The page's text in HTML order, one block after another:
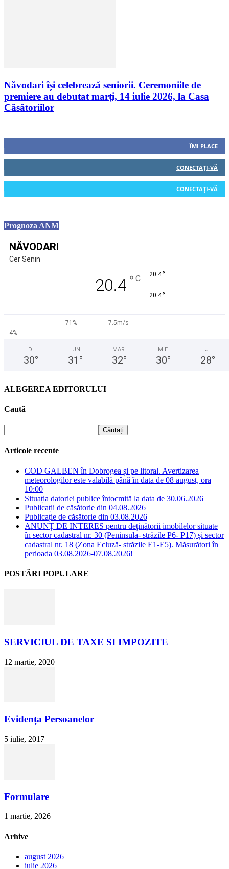
Năvodari își celebrează seniorii. Ceremoniile de
premiere au debutat marți, 14 iulie 2026, la Casa
Căsătoriilor
ÎMI PLACE
CONECTAȚI-VĂ
CONECTAȚI-VĂ
Prognoza ANM
NĂVODARI
Cer Senin
20.4 ° C 20.4°
20.4°
71%
7.5m/s
4%
D
30°
LUN
31 °
MAR
32°
MIE
30°
J
28°
ALEGEREA EDITORULUI
Caută
Articole recente
COD GALBEN în Dobrogea și pe litoral. Avertizarea
meteorologilor este valabilă până în data de 08 august, ora
10:00
Situația datoriei publice întocmită la data de 30.06.2026
Publicații de căsătorie din 04.08.2026
Publicație de căsătorie din 03.08.2026
ANUNȚ DE INTERES pentru deținătorii imobilelor situate
în sector cadastral nr. 30 (Peninsula- străzile P6- P17) și sector
cadastral nr. 18 (Zona Ecluză- străzile E1-E5). Măsurători în
perioada 03.08.2026-07.08.2026!
POSTĂRI POPULARE
SERVICIUL DE TAXE SI IMPOZITE
12 martie, 2020
Evidența Persoanelor
5 iulie, 2017
Formulare
1 martie, 2026
Arhive
august 2026
iulie 2026